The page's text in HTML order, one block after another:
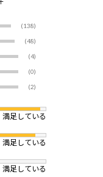
(138)
(48)
(4)
(0)
(2)
満足している
満足している
満足している